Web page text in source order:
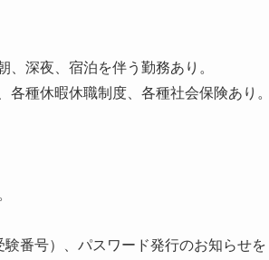
、宿泊を伴う勤務あり。
休暇休職制度、各種社会保険あり。
番号）、パスワード発行のお知らせを